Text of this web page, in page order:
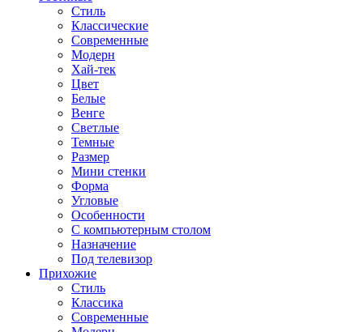
Стиль
Классические
Современные
Модерн
Хай-тек
Цвет
Белые
Венге
Светлые
Темные
Размер
Мини стенки
Форма
Угловые
Особенности
С компьютерным столом
Назначение
Под телевизор
Прихожие
Стиль
Классика
Современные